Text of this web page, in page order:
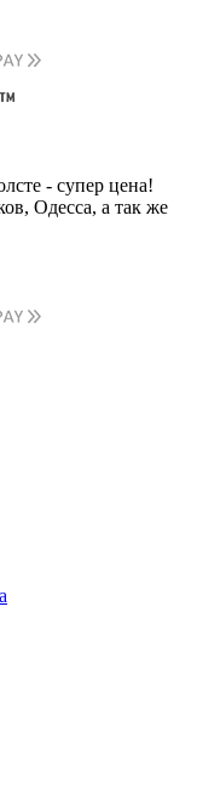
- супер цена!
Одесса, а так же